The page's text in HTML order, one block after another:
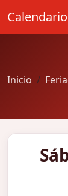
Inicio